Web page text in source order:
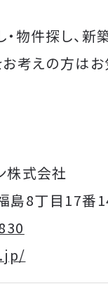
・物件探し、新
お考えの方は
株式会社
島8丁目17番